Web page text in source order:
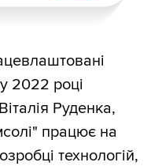
2022 році
Руденка,
працює на
технологій,